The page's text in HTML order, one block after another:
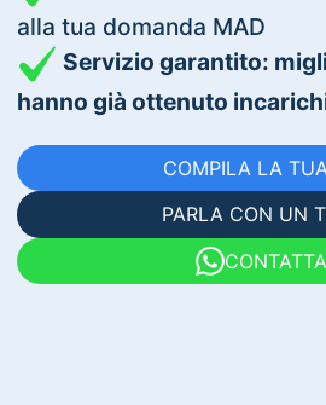
alla tua domanda MAD
Servizio garantito:
hanno già ottenuto
COMPILA LA
PARLA CON UN